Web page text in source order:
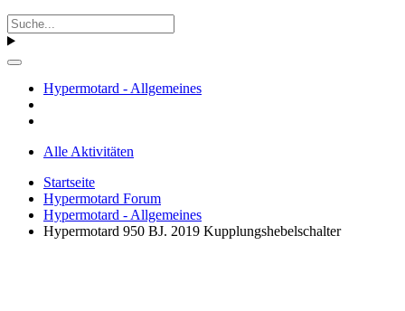
Hypermotard - Allgemeines
Alle Aktivitäten
Startseite
Hypermotard Forum
Hypermotard - Allgemeines
Hypermotard 950 BJ. 2019 Kupplungshebelschalter